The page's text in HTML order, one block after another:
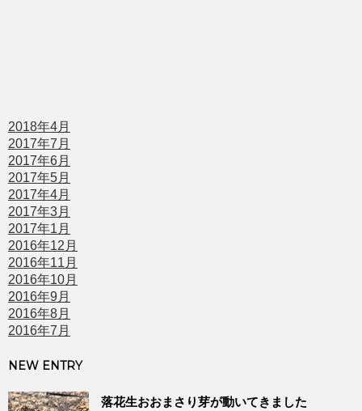
2018年4月
2017年7月
2017年6月
2017年5月
2017年4月
2017年3月
2017年1月
2016年12月
2016年11月
2016年10月
2016年9月
2016年8月
2016年7月
NEW ENTRY
落花生おおまさり芽が動いてきました